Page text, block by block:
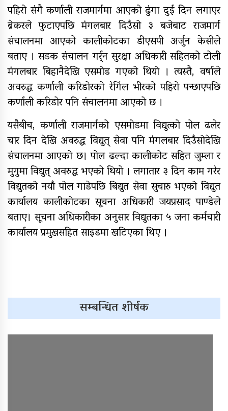
राष्ट्रपति रनिङ शिल्डको जिल्ला स्तरीय
प्रतियोगिता सुरु
गर्भवतीको हेलिकप्टरबाट उद्धार
आर्थिक गणनाकाे लागि खटिए गणक
आजदेखि देशभर आर्थिक गणना सुरु हुँदै
एम्बुलेन्स दुर्घटना : दुईको मृत्यु,दुई
घाइते
सामुदायिक विद्यालयलाई
फुटबल हस्तान्तरण
पहिरो संगै कर्णाली राजमार्गमा आएको ढुंगा दुई दिन लगाएर
ब्रेकरले फुटाएपछि मंगलबार दिउँसो ३ बजेबाट राजमार्ग
संचालनमा आएको कालीकोटका डीएसपी अर्जुन केसीले
बताए । सडक संचालन गर्र्न सुरक्षा अधिकारी सहितको टोली
मंगलबार बिहानैदेखि एसमोड गएको थियो । त्यस्तै, वर्षाले
अवरुद्ध कर्णाली करिडोरको रेगिंल भीरको पहिरो पन्छाएपछि
कर्णाली करिडोर पनि संचालनमा आएको छ ।
यसैबीच, कर्णाली राजमार्गको एसमोडमा विद्युत्को पोल ढलेर
चार दिन देखि अवरुद्ध विद्युत् सेवा पनि मंगलबार दिउँसोदेखि
संचालनमा आएको छ। पोल ढल्दा कालीकोट सहित जुम्ला र
मुगुमा विद्युत् अवरुद्ध भएको थियो । लगातार ३ दिन काम गरेर
विद्युतको नयाँ पोल गाडेपछि बिद्युत सेवा सुचारु भएको विद्युत
कार्यालय कालीकोटका सूचना अधिकारी जयप्रसाद पाण्डेले
बताए। सूचना अधिकारीका अनुसार विद्युतका ५ जना कर्मचारी
कार्यालय प्रमुखसहित साइडमा खटिएका थिए ।
सम्बन्धित शीर्षक